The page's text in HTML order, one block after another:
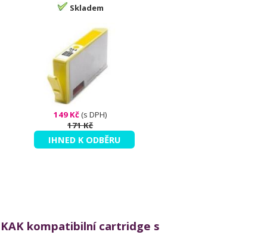
Skladem
149 Kč(s DPH)
171 Kč
IHNED K ODBĚRU
KAK kompatibilní cartridge s